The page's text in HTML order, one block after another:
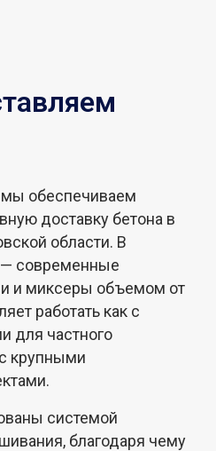
обеспечиваем
доставку бетона в
области. В
— современные
и миксеры объемом от
работать как с
для частного
с крупными
системой
благодаря чему